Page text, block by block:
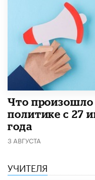
​Что произошло
политике с 27
года
3 АВГУСТА
УЧИТЕЛЯ